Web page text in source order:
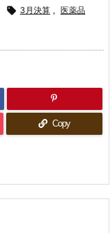
 3月決算 , 医薬品
Copy